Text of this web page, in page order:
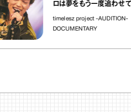
ロは夢をもう一度追わせてく
れた場所」
timelesz project -AUDITION-
DOCUMENTARY